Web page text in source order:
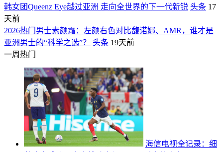
韩女团Queenz Eye越过亚洲 走向全世界的下一代新锐 头条 17
天前
2026热门男士素颜霜：左颜右色对比馥诺娜、AMR，谁才是
亚洲男士的“科学之选”？
头条 19天前
一周热门
海信电视全记录：细